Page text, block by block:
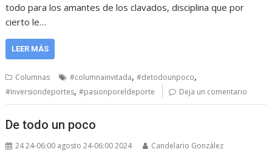
todo para los amantes de los clavados, disciplina que por
cierto le…
LEER MÁS
Columnas #columnainvitada,#detodounpoco,
#Inversiondeportes,#pasionporeldeporte Deja un comentario
De todo un poco
24 24-06:00 agosto 24-06:00 2024 Candelario González